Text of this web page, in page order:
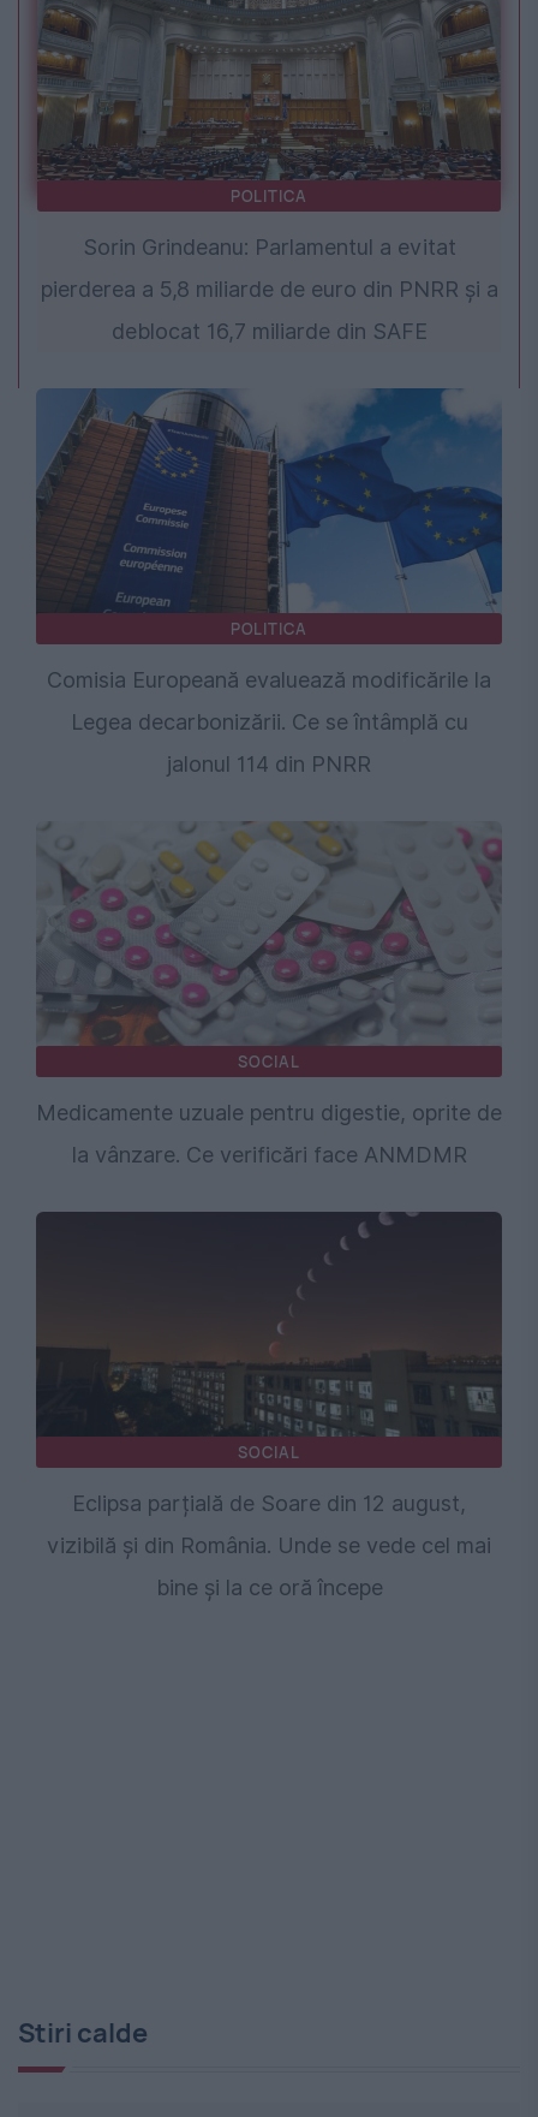
POLITICA
Sorin Grindeanu: Parlamentul a evitat
pierderea a 5,8 miliarde de euro din PNRR și a
deblocat 16,7 miliarde din SAFE
POLITICA
Comisia Europeană evaluează modificările la
Legea decarbonizării. Ce se întâmplă cu
jalonul 114 din PNRR
SOCIAL
Medicamente uzuale pentru digestie, oprite de
la vânzare. Ce verificări face ANMDMR
SOCIAL
Eclipsa parțială de Soare din 12 august,
vizibilă și din România. Unde se vede cel mai
bine și la ce oră începe
Stiri calde